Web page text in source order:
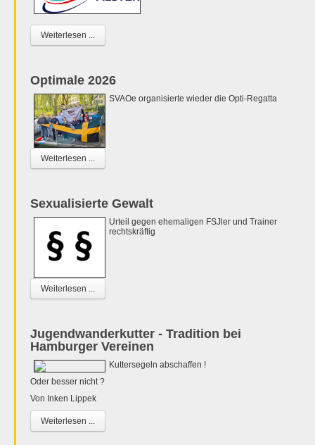
Weiterlesen ...
Optimale 2026
SVAOe organisierte wieder die Opti-Regatta
Weiterlesen ...
Sexualisierte Gewalt
Urteil gegen ehemaligen FSJler und Trainer
rechtskräftig
Weiterlesen ...
Jugendwanderkutter - Tradition bei
Hamburger Vereinen
Kuttersegeln abschaffen !
Oder besser nicht ?
Von Inken Lippek
Weiterlesen ...